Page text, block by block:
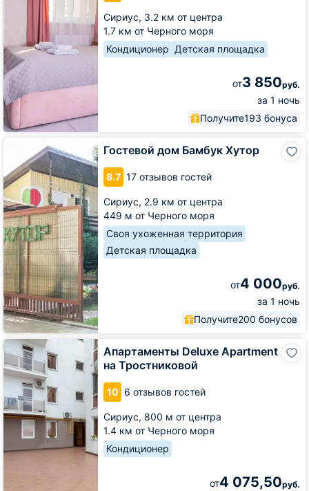
Сириус, 3.2 км от центра
1.7 км от Черного моря
Кондиционер Детская площадка
от3 850руб.
за 1 ночь
Получите193 бонуса
Гостевой дом Бамбук Хутор
8.7 17 отзывов гостей
Сириус, 2.9 км от центра
449 м от Черного моря
Своя ухоженная территория
Детская площадка
от4 000руб.
за 1 ночь
Получите200 бонусов
Гостевой
Бамбук
Хутор
Апартаменты Deluxe Apartment
на Тростниковой
10 6 отзывов гостей
Сириус, 800 м от центра
1.4 км от Черного моря
Кондиционер
от4 075,50руб.
Апартаменты
Deluxe
Apartment
на
Тростниковой